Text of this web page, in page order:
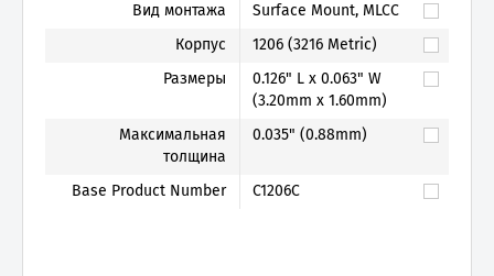
Вид монтажа
Surface Mount, MLCC
Корпус
1206 (3216 Metric)
Размеры
0.126" L x 0.063" W
(3.20mm x 1.60mm)
Максимальная
толщина
0.035" (0.88mm)
Base Product Number C1206C